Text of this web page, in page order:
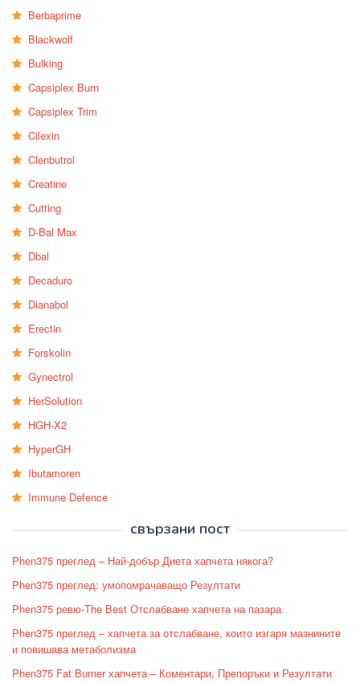
Berbaprime
Blackwolf
Bulking
Capsiplex Burn
Capsiplex Trim
Cilexin
Clenbutrol
Creatine
Cutting
D-Bal Max
Dbal
Decaduro
Dianabol
Erectin
Forskolin
Gynectrol
HerSolution
HGH-X2
HyperGH
Ibutamoren
Immune Defence
свързани пост
Phen375 преглед – Най-добър Диета хапчета някога?
Phen375 преглед: умопомрачаващо Резултати
Phen375 ревю-The Best Отслабване хапчета на пазара
Phen375 преглед – хапчета за отслабване, които изгаря мазнините
и повишава метаболизма
Phen375 Fat Burner хапчета – Коментари, Препоръки и Резултати